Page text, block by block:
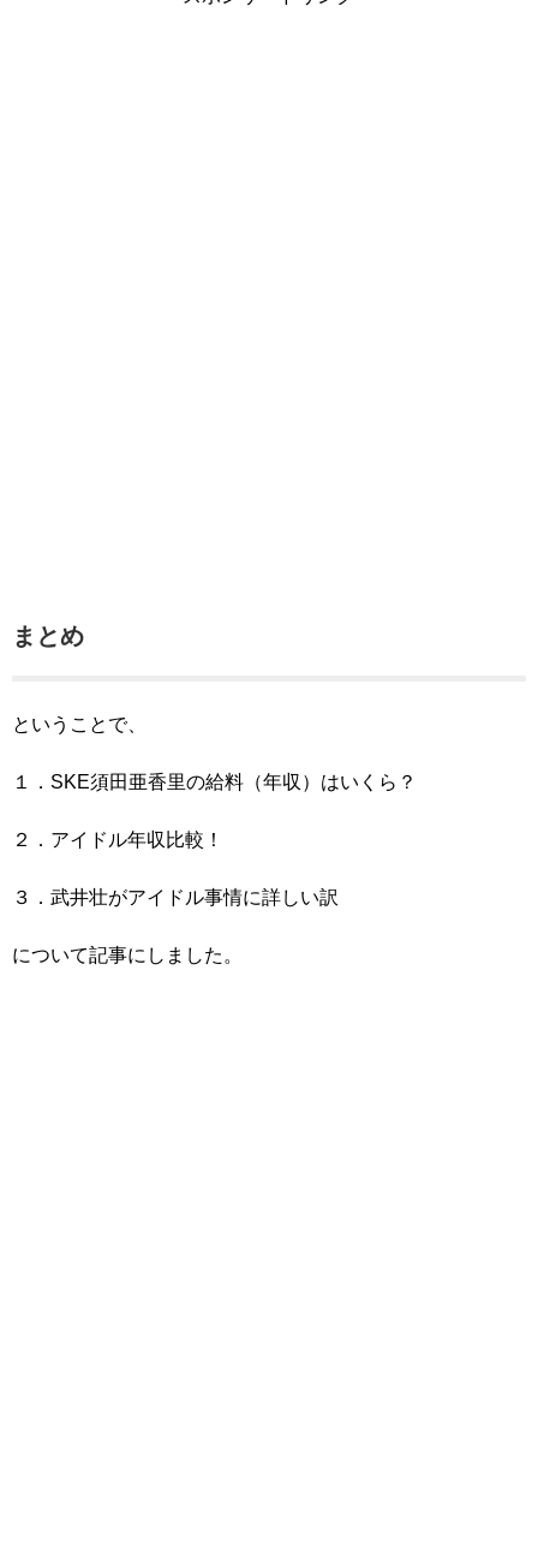
まとめ
ということで、
１．SKE須田亜香里の給料（年収）はいくら？
２．アイドル年収比較！
３．武井壮がアイドル事情に詳しい訳
について記事にしました。